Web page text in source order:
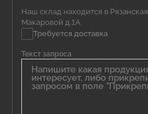
Наш склад находится в
Макаровой д.1А
Требуется доставка
Текст запроса